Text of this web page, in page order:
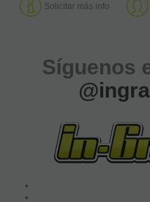
Solicitar más info
Síguenos